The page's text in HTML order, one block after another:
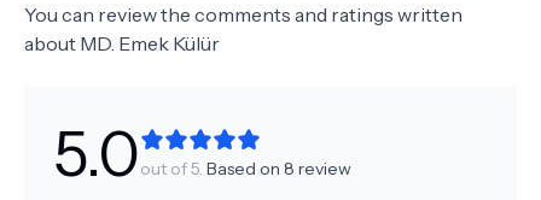
You can review the comments and ratings written
about MD. Emek Külür
5.0out of 5. Based on 8 review